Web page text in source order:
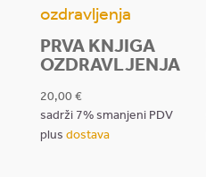
PRVA KNJIGA
OZDRAVLJENJA
20,00€
sadrži 7% smanjeni PDV
plus dostava